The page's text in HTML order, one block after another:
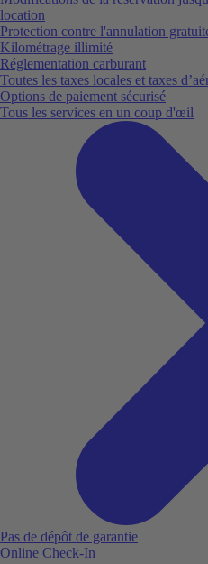
location
Protection contre l'annulation
Kilométrage illimité
Réglementation carburant
Toutes les taxes locales et taxes
Options de paiement sécurisé
Tous les services en un coup d'œil
Pas de dépôt de garantie
Online Check-In